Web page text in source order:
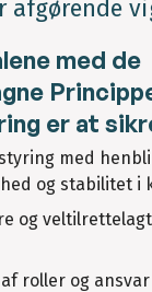
afgørende
med de
er at
med
og stabilitet i
og
roller og